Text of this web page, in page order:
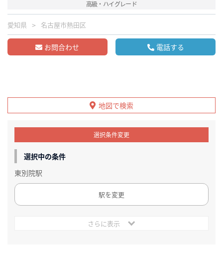
高級・ハイグレード
愛知県 名古屋市熱田区
お問合わせ 電話する
地図で検索
選択条件変更
選択中の条件
東別院駅
駅を変更
さらに表示